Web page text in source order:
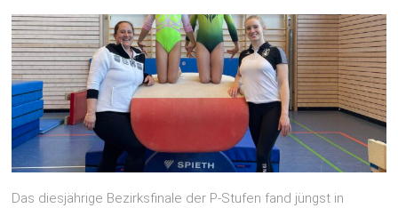
Das diesjährige Bezirksfinale der P-Stufen fand jüngst in